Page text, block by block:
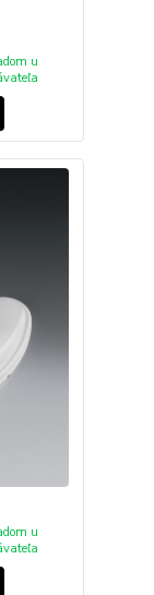
u
u